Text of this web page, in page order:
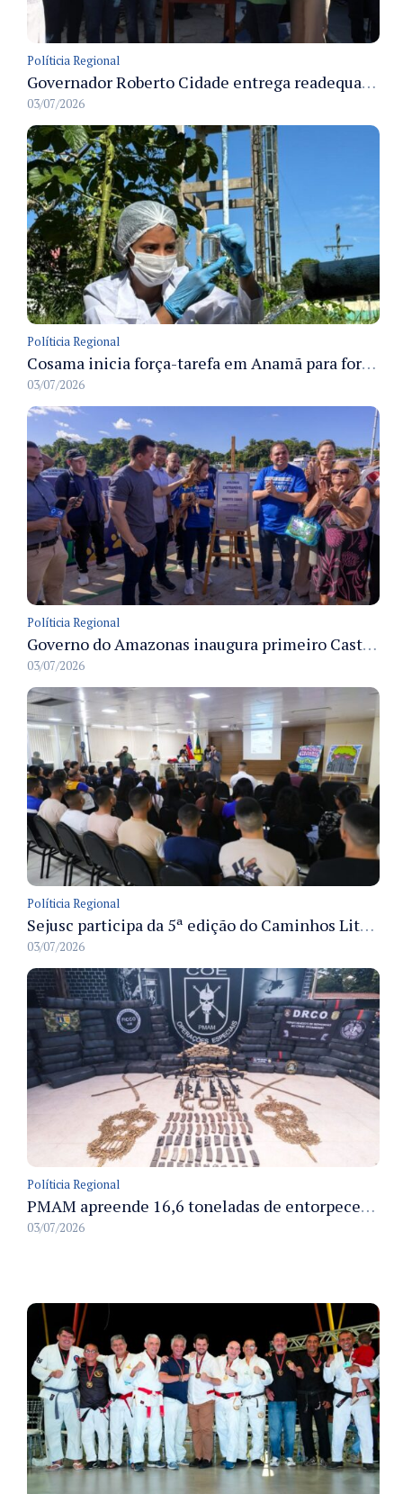
Políticia Regional
Governador Roberto Cidade entrega readequação do ambulatório da FCecon e amplia capacidade de atendimento oncológico em Manaus
03/07/2026
Políticia Regional
Cosama inicia força-tarefa em Anamã para fortalecer abastecimento de água e segurança hídrica da população
03/07/2026
Políticia Regional
Governo do Amazonas inaugura primeiro Castramóvel Fluvial para atendimento veterinário às comunidades ribeirinhas e castração gratuita
03/07/2026
Políticia Regional
Sejusc participa da 5ª edição do Caminhos Literários com foco na cultura hip-hop nas unidades socioeducativas
03/07/2026
Políticia Regional
PMAM apreende 16,6 toneladas de entorpecentes e registra aumento nas prisões em flagrante e nas capturas de foragidos no primeiro semestre de 2026
03/07/2026